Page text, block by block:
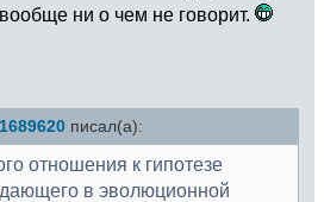
ни о чем не говорит.
писал(а):
отношения к гипотезе
в эволюционной